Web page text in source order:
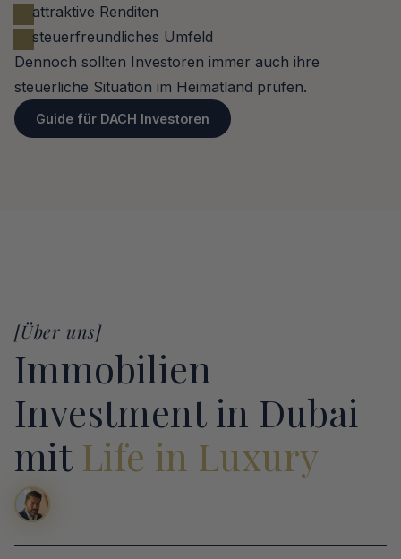
attraktive Renditen
steuerfreundliches Umfeld
Dennoch sollten Investoren immer auch ihre
steuerliche Situation im Heimatland prüfen.
Guide für DACH Investoren
[Über uns]
Immobilien
Investment in Dubai
mit Life in Luxury